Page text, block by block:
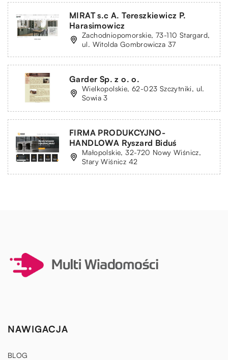
MIRAT s.c A. Tereszkiewicz P.
Harasimowicz
Zachodniopomorskie, 73-110 Stargard,
ul. Witolda Gombrowicza 37
Garder Sp. z o. o.
Wielkopolskie, 62-023 Szczytniki, ul.
Sowia 3
FIRMA PRODUKCYJNO-
HANDLOWA Ryszard Biduś
Małopolskie, 32-720 Nowy Wiśnicz,
Stary Wiśnicz 42
NAWIGACJA
BLOG